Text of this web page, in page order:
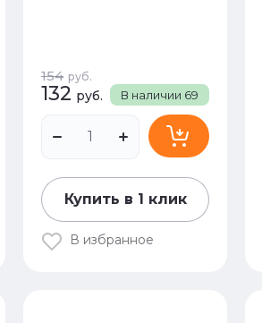
В наличии 69
154 руб.
132 руб.
Купить в 1 клик
В избранное